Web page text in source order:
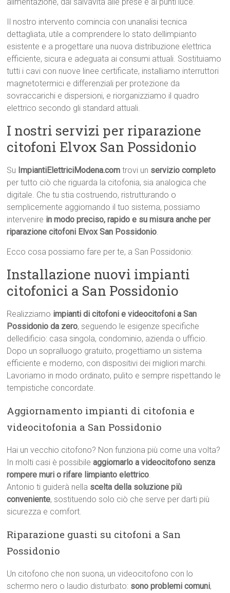
Il nostro intervento comincia con unanalisi tecnica
dettagliata, utile a comprendere lo stato dellimpianto
esistente e a progettare una nuova distribuzione elettrica
efficiente, sicura e adeguata ai consumi attuali. Sostituiamo
tutti i cavi con nuove linee certificate, installiamo interruttori
magnetotermici e differenziali per protezione da
sovraccarichi e dispersioni, e riorganizziamo il quadro
elettrico secondo gli standard attuali.
I nostri servizi per riparazione
citofoni Elvox San Possidonio
Su ImpiantiElettriciModena.com trovi un servizio completo
per tutto ciò che riguarda la citofonia, sia analogica che
digitale. Che tu stia costruendo, ristrutturando o
semplicemente aggiornando il tuo sistema, possiamo
intervenire in modo preciso, rapido e su misura anche per
riparazione citofoni Elvox San Possidonio.
Ecco cosa possiamo fare per te, a San Possidonio:
Installazione nuovi impianti
citofonici a San Possidonio
Realizziamo impianti di citofoni e videocitofoni a San
Possidonio da zero, seguendo le esigenze specifiche
delledificio: casa singola, condominio, azienda o ufficio.
Dopo un sopralluogo gratuito, progettiamo un sistema
efficiente e moderno, con dispositivi dei migliori marchi.
Lavoriamo in modo ordinato, pulito e sempre rispettando le
tempistiche concordate.
Aggiornamento impianti di citofonia e
videocitofonia a San Possidonio
Hai un vecchio citofono? Non funziona più come una volta?
In molti casi è possibileaggiornarlo a videocitofono senza
rompere muri o rifare limpianto elettrico.
Antonio ti guiderà nella scelta della soluzione più
conveniente, sostituendo solo ciò che serve per darti più
sicurezza e comfort.
Riparazione guasti su citofoni a San
Possidonio
Un citofono che non suona, un videocitofono con lo
schermo nero o laudio disturbato: sono problemi comuni,